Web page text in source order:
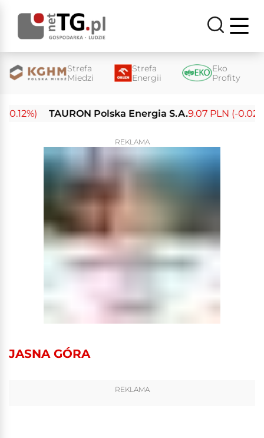
Strefa
Miedzi
Strefa
Energii
Eko
Profity
TAURON Polska Energia S.A.9.07 PLN (-0.02%)
REKLAMA
JASNA GÓRA
REKLAMA